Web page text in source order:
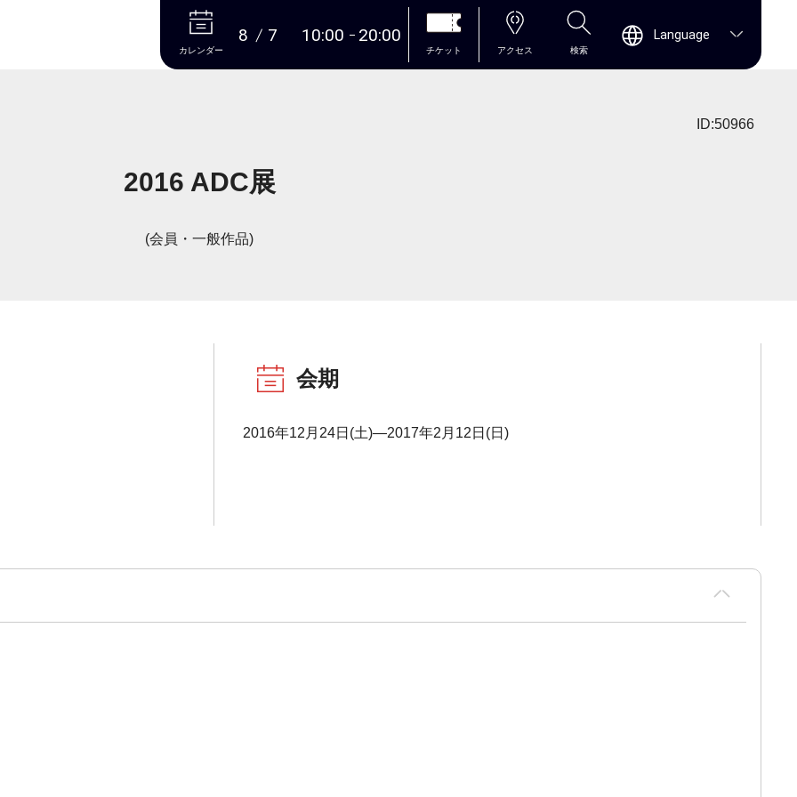
本文へ
カレンダー
8 7 10:00 20:00
チケット アクセス 検索
Language
ID:50966
2016 ADC展
(会員・一般作品)
会期
2016年12月24日(土)―2017年2月12日(日)